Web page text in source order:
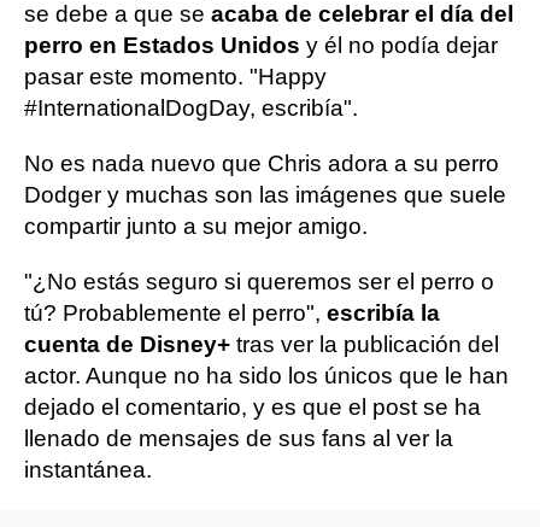
se debe a que se acaba de celebrar el día del
perro en Estados Unidos y él no podía dejar
pasar este momento. "Happy
#InternationalDogDay, escribía".
No es nada nuevo que Chris adora a su perro
Dodger y muchas son las imágenes que suele
compartir junto a su mejor amigo.
"¿No estás seguro si queremos ser el perro o
tú? Probablemente el perro", escribía la
cuenta de Disney+ tras ver la publicación del
actor. Aunque no ha sido los únicos que le han
dejado el comentario, y es que el post se ha
llenado de mensajes de sus fans al ver la
instantánea.